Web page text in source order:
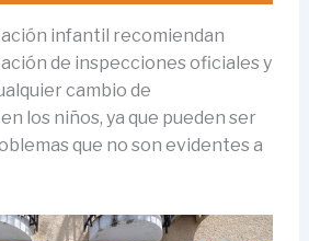
infantil recomiendan
de inspecciones oficiales y
cambio de
los niños, ya que pueden ser
que no son evidentes a